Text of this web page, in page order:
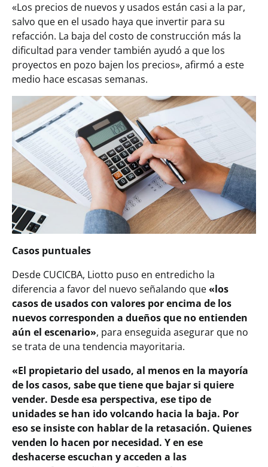
«Los precios de nuevos y usados están casi a la par,
salvo que en el usado haya que invertir para su
refacción. La baja del costo de construcción más la
dificultad para vender también ayudó a que los
proyectos en pozo bajen los precios», afirmó a este
medio hace escasas semanas.
Casos puntuales
Desde CUCICBA, Liotto puso en entredicho la
diferencia a favor del nuevo señalando que«los
casos de usados con valores por encima de los
nuevos corresponden a dueños que no entienden
aún el escenario», para enseguida asegurar que no
se trata de una tendencia mayoritaria.
«El propietario del usado, al menos en la mayoría
de los casos, sabe que tiene que bajar si quiere
vender. Desde esa perspectiva, ese tipo de
unidades se han ido volcando hacia la baja. Por
eso se insiste con hablar de la retasación. Quienes
venden lo hacen por necesidad. Y en ese
deshacerse escuchan y acceden a las